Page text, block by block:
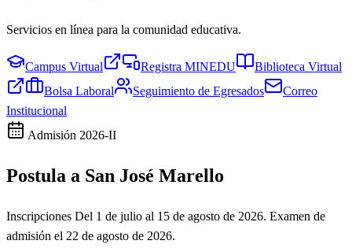
Servicios en línea para la comunidad educativa.
Campus Virtual Registra MINEDU
Biblioteca Virtual
Bolsa Laboral
Seguimiento de Egresados
Correo
Institucional
Admisión 2026-II
Postula a San José Marello
Inscripciones Del 1 de julio al 15 de agosto de 2026. Examen de
admisión el 22 de agosto de 2026.